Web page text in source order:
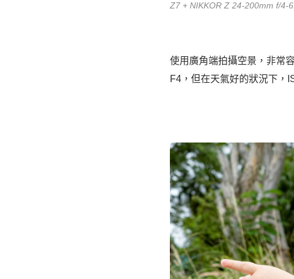
Z7 + NIKKOR Z 24-200mm f/4-
使用廣角端拍攝空景，非常
F4，但在天氣好的狀況下，